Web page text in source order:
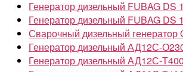
Генератор дизельный FUBAG DS
Генератор дизельный FUBAG DS
Сварочный дизельный генератор
Генератор дизельный АД12С-
Генератор дизельный АД12С-